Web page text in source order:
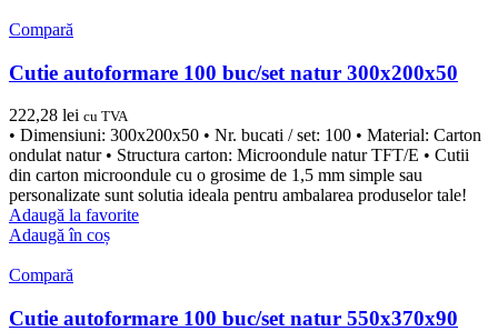
Compară
Cutie autoformare 100 buc/set natur 300x200x50
222,28 lei cu TVA
• Dimensiuni: 300x200x50 • Nr. bucati / set: 100 • Material: Carton
ondulat natur • Structura carton: Microondule natur TFT/E • Cutii
din carton microondule cu o grosime de 1,5 mm simple sau
personalizate sunt solutia ideala pentru ambalarea produselor tale!
Adaugă la favorite
Adaugă în coș
Compară
Cutie autoformare 100 buc/set natur 550x370x90